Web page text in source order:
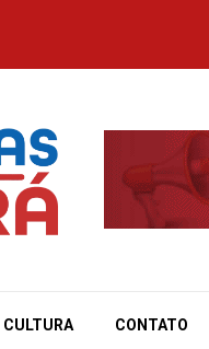
CULTURA CONTATO